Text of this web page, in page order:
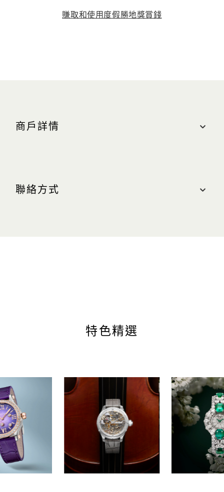
賺取和使用度假勝地獎賞錢
商戶詳情
最近的停車場：中區（橘色區域）
聯絡方式
特色精選